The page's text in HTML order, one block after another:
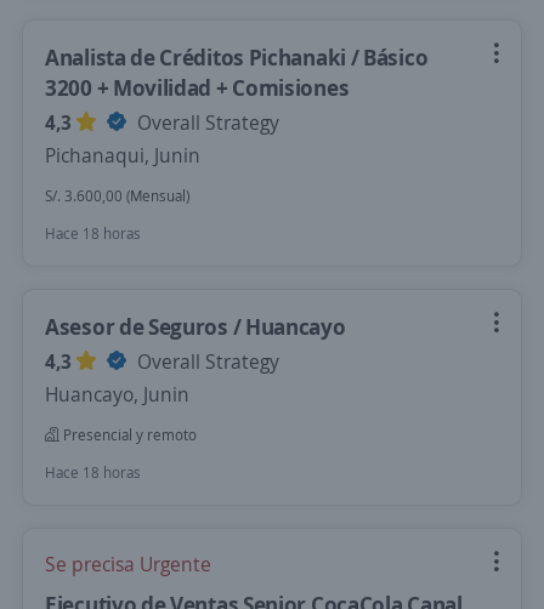
Analista de Créditos Pichanaki / Básico
3200 + Movilidad + Comisiones
4,3
Overall Strategy
Pichanaqui, Junin
S/. 3.600,00 (Mensual)
Hace 18 horas
Asesor de Seguros / Huancayo
4,3
Overall Strategy
Huancayo, Junin
Presencial y remoto
Hace 18 horas
Se precisa Urgente